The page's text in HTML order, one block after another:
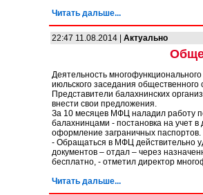
Читать дальше...
22:47 11.08.2014 | Актуально
Деятельность
июльского заседания
Представители балахнинских
внести свои предложения.
За 10 месяцев МФЦ наладил работу
балахнинцами - постановка на учет
оформление заграничных паспортов.
- Обращаться в МФЦ действительно
документов – отдал – через
бесплатно, - отметил директор
Читать дальше...